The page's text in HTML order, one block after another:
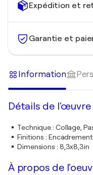
Expédition et
Garantie et
Information
Détails de l'œuvre
Technique: Collage,
Finitions :
Dimensions : 8,3x8,3in
À propos de